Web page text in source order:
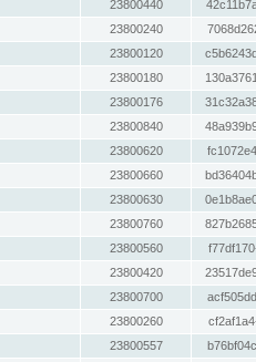
23800440
23800240
23800120
23800180
23800176
23800840
23800620
23800660
23800630
23800760
23800560
23800420
23800700
23800260
23800557